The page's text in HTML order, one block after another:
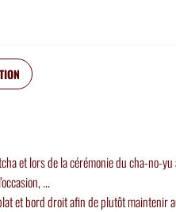
et lors de la cérémonie du cha-no-
...
et bord droit afin de plutôt maintenir